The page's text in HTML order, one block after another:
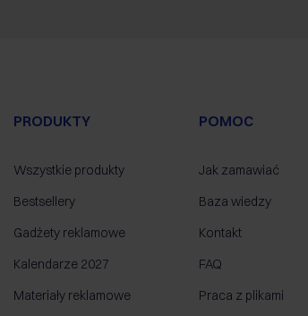
PRODUKTY
Wszystkie produkty
Bestsellery
Gadżety reklamowe
Kalendarze 2027
Materiały reklamowe
POMOC
Jak zamawiać
Baza wiedzy
Kontakt
FAQ
Praca z plikami